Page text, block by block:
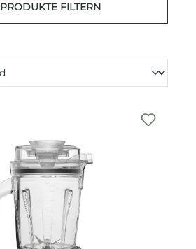
PRODUKTE FILTERN